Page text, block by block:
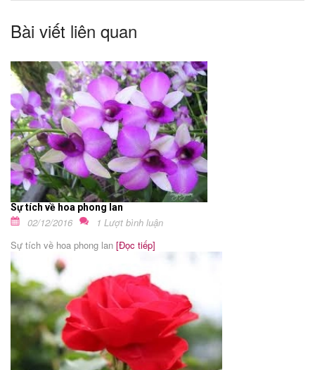
Bài viết liên quan
Sự tích về hoa phong lan
02/12/2016
1 Lượt bình luận
Sự tích về hoa phong lan [Đọc tiếp]